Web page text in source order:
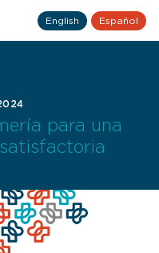
English Español
para una